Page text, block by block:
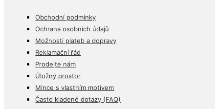
Obchodní podmínky
Ochrana osobních údajů
Možnosti plateb a dopravy
Reklamační řád
Prodejte nám
Úložný prostor
Mince s vlastním motivem
Často kladené dotazy (FAQ)